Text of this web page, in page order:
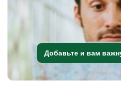
Добавьте и вам